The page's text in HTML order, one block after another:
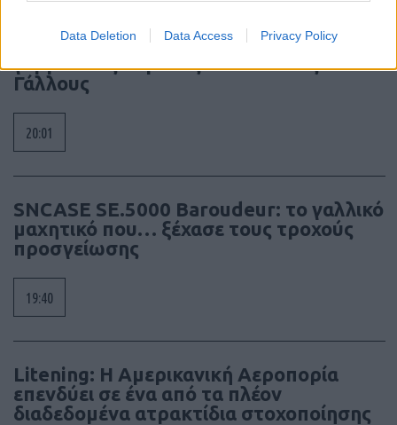
Data Deletion Data Access Privacy Policy
ΣΑΝ ΣΗΜΕΡΑ – 6 Αυγούστου 1870:
Μάχες του Spicheren και του Wörth, ο
γερμανικός στρατός διαλύει τους
Γάλλους
20:01
SNCASE SE.5000 Baroudeur: το γαλλικό
μαχητικό που… ξέχασε τους τροχούς
προσγείωσης
19:40
Litening: Η Αμερικανική Αεροπορία
επενδύει σε ένα από τα πλέον
διαδεδομένα ατρακτίδια στοχοποίησης